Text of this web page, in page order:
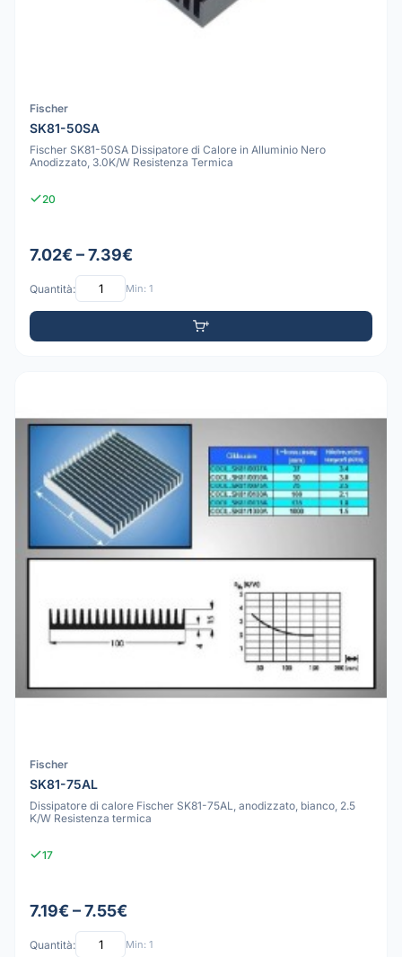
Fischer
SK81-50SA
Fischer SK81-50SA Dissipatore di Calore in Alluminio Nero
Anodizzato, 3.0K/W Resistenza Termica
20
7.02€ – 7.39€
Quantità: Min: 1
Fischer
SK81-75AL
Dissipatore di calore Fischer SK81-75AL, anodizzato, bianco, 2.5
K/W Resistenza termica
17
7.19€ – 7.55€
Quantità: Min: 1